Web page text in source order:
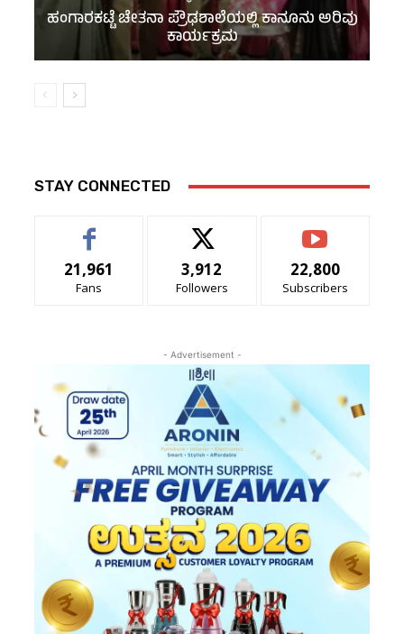
ಹಂಗಾರಕಟ್ಟೆ ಚೇತನಾ ಪ್ರೌಢಶಾಲೆಯಲ್ಲಿ ಕಾನೂನು ಅರಿವು
ಕಾರ್ಯಕ್ರಮ
STAY CONNECTED
21,961
Fans
3,912
Followers
22,800
Subscribers
- Advertisement -